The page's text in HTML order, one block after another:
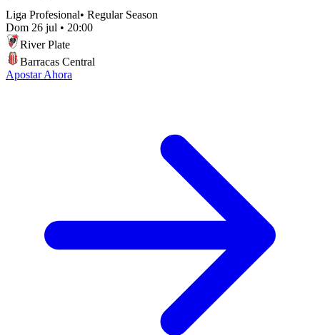
Liga Profesional• Regular Season
Dom 26 jul • 20:00
River Plate
Barracas Central
Apostar Ahora